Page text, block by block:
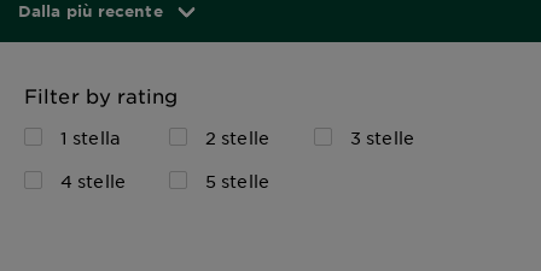
Dalla più recente
Filter by rating
1 stella 2 stelle
3 stelle
4 stelle
5 stelle